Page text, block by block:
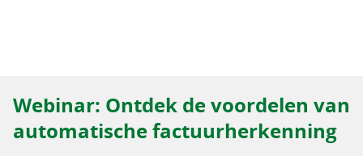
Webinar: Ontdek de voordelen van
automatische factuurherkenning